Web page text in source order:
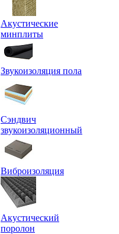
Акустические
минплиты
Звукоизоляция пола
Сэндвич
звукоизоляционный
Виброизоляция
Акустический
поролон